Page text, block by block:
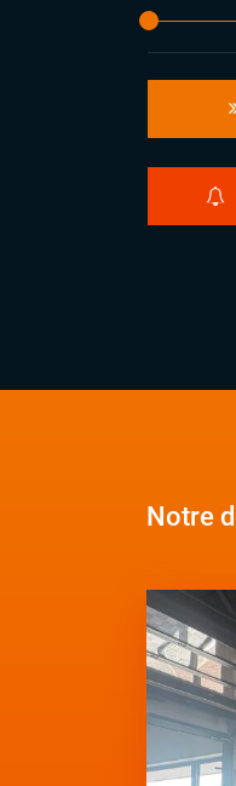
Notre